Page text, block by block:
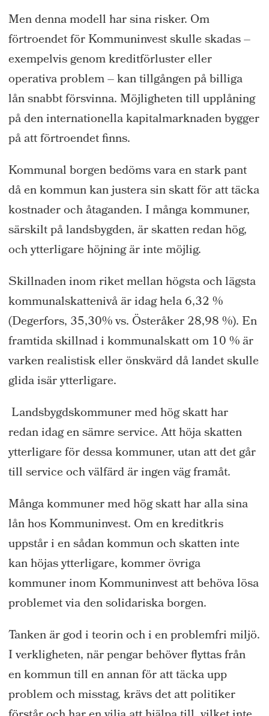
Men denna modell har sina risker. Om
förtroendet för Kommuninvest skulle skadas –
exempelvis genom kreditförluster eller
operativa problem – kan tillgången på billiga
lån snabbt försvinna. Möjligheten till upplåning
på den internationella kapitalmarknaden bygger
på att förtroendet finns.
Kommunal borgen bedöms vara en stark pant
då en kommun kan justera sin skatt för att täcka
kostnader och åtaganden. I många kommuner,
särskilt på landsbygden, är skatten redan hög,
och ytterligare höjning är inte möjlig.
Skillnaden inom riket mellan högsta och lägsta
kommunalskattenivå är idag hela 6,32 %
(Degerfors, 35,30% vs. Österåker 28,98 %). En
framtida skillnad i kommunalskatt om 10 % är
varken realistisk eller önskvärd då landet skulle
glida isär ytterligare.
Landsbygdskommuner med hög skatt har
redan idag en sämre service. Att höja skatten
ytterligare för dessa kommuner, utan att det går
till service och välfärd är ingen väg framåt.
Många kommuner med hög skatt har alla sina
lån hos Kommuninvest. Om en kreditkris
uppstår i en sådan kommun och skatten inte
kan höjas ytterligare, kommer övriga
kommuner inom Kommuninvest att behöva lösa
problemet via den solidariska borgen.
Tanken är god i teorin och i en problemfri miljö.
I verkligheten, när pengar behöver flyttas från
en kommun till en annan för att täcka upp
problem och misstag, krävs det att politiker